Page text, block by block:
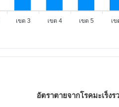
เขต 3 เขต 4 เขต 5 เข